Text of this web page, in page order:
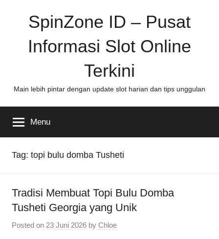
SpinZone ID – Pusat
Informasi Slot Online
Terkini
Main lebih pintar dengan update slot harian dan tips unggulan
Menu
Tag: topi bulu domba Tusheti
Tradisi Membuat Topi Bulu Domba
Tusheti Georgia yang Unik
Posted on 23 Juni 2026 by Chloe